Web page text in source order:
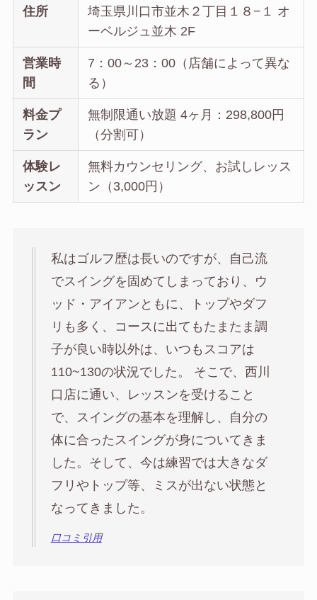
住所
埼玉県川口市並木２丁目１８−１ オ
ーベルジュ並木 2F
営業時
間
7：00～23：00（店舗によって異な
る）
料金プ
ラン
無制限通い放題 4ヶ月：298,800円
（分割可）
体験レ
ッスン
無料カウンセリング、お試しレッス
ン（3,000円）
私はゴルフ歴は長いのですが、自己流
でスイングを固めてしまっており、ウ
ッド・アイアンともに、トップやダフ
リも多く、コースに出てもたまたま調
子が良い時以外は、いつもスコアは
110~130の状況でした。 そこで、西川
口店に通い、レッスンを受けること
で、スイングの基本を理解し、自分の
体に合ったスイングが身についてきま
した。そして、今は練習では大きなダ
フリやトップ等、ミスが出ない状態と
なってきました。
口コミ引用